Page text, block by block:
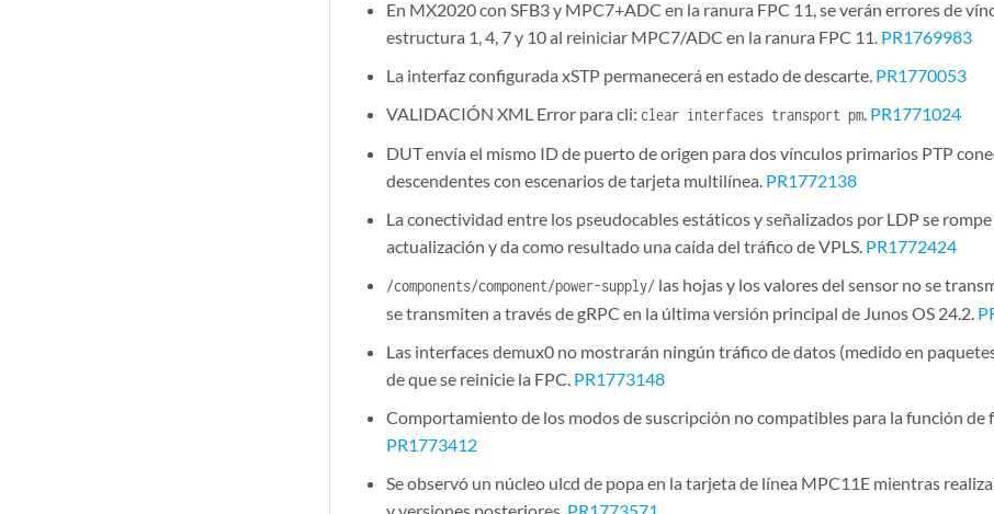
En MX2020 con SFB3 y MPC7+ADC en la ranura FPC 11, se verán errores de
estructura 1, 4, 7 y 10 al reiniciar MPC7/ADC en la ranura FPC 11. PR1769983
La interfaz configurada xSTP permanecerá en estado de descarte. PR1770053
VALIDACIÓN XML Error para cli: clear interfaces transport pm. PR1771024
DUT envía el mismo ID de puerto de origen para dos vínculos primarios PTP
descendentes con escenarios de tarjeta multilínea. PR1772138
La conectividad entre los pseudocables estáticos y señalizados por LDP se rompe
actualización y da como resultado una caída del tráfico de VPLS. PR1772424
/components/component/power-supply/ las hojas y los valores del sensor no se
se transmiten a través de gRPC en la última versión principal de Junos OS 24.2.
Las interfaces demux0 no mostrarán ningún tráfico de datos (medido en
de que se reinicie la FPC. PR1773148
Comportamiento de los modos de suscripción no compatibles para la función de
PR1773412
Se observó un núcleo ulcd de popa en la tarjeta de línea MPC11E mientras